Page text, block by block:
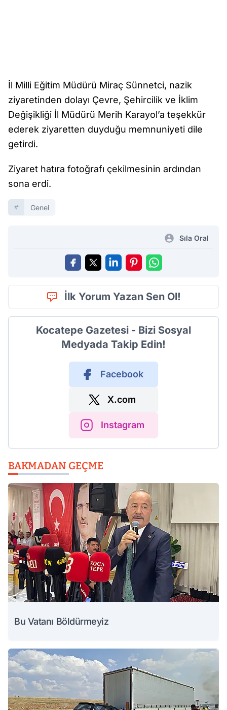
İl Milli Eğitim Müdürü Miraç Sünnetci, nazik
ziyaretinden dolayı Çevre, Şehircilik ve İklim
Değişikliği İl Müdürü Merih Karayol’a teşekkür
ederek ziyaretten duyduğu memnuniyeti dile
getirdi.
Ziyaret hatıra fotoğrafı çekilmesinin ardından
sona erdi.
Genel
Sıla Oral
İlk Yorum Yazan Sen Ol!
Kocatepe Gazetesi - Bizi Sosyal
Medyada Takip Edin!
Facebook
X.com
Instagram
BAKMADAN GEÇME
Bu Vatanı Böldürmeyiz